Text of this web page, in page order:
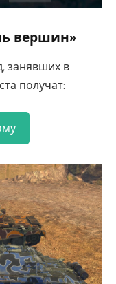
вершин»
занявших в
получат: